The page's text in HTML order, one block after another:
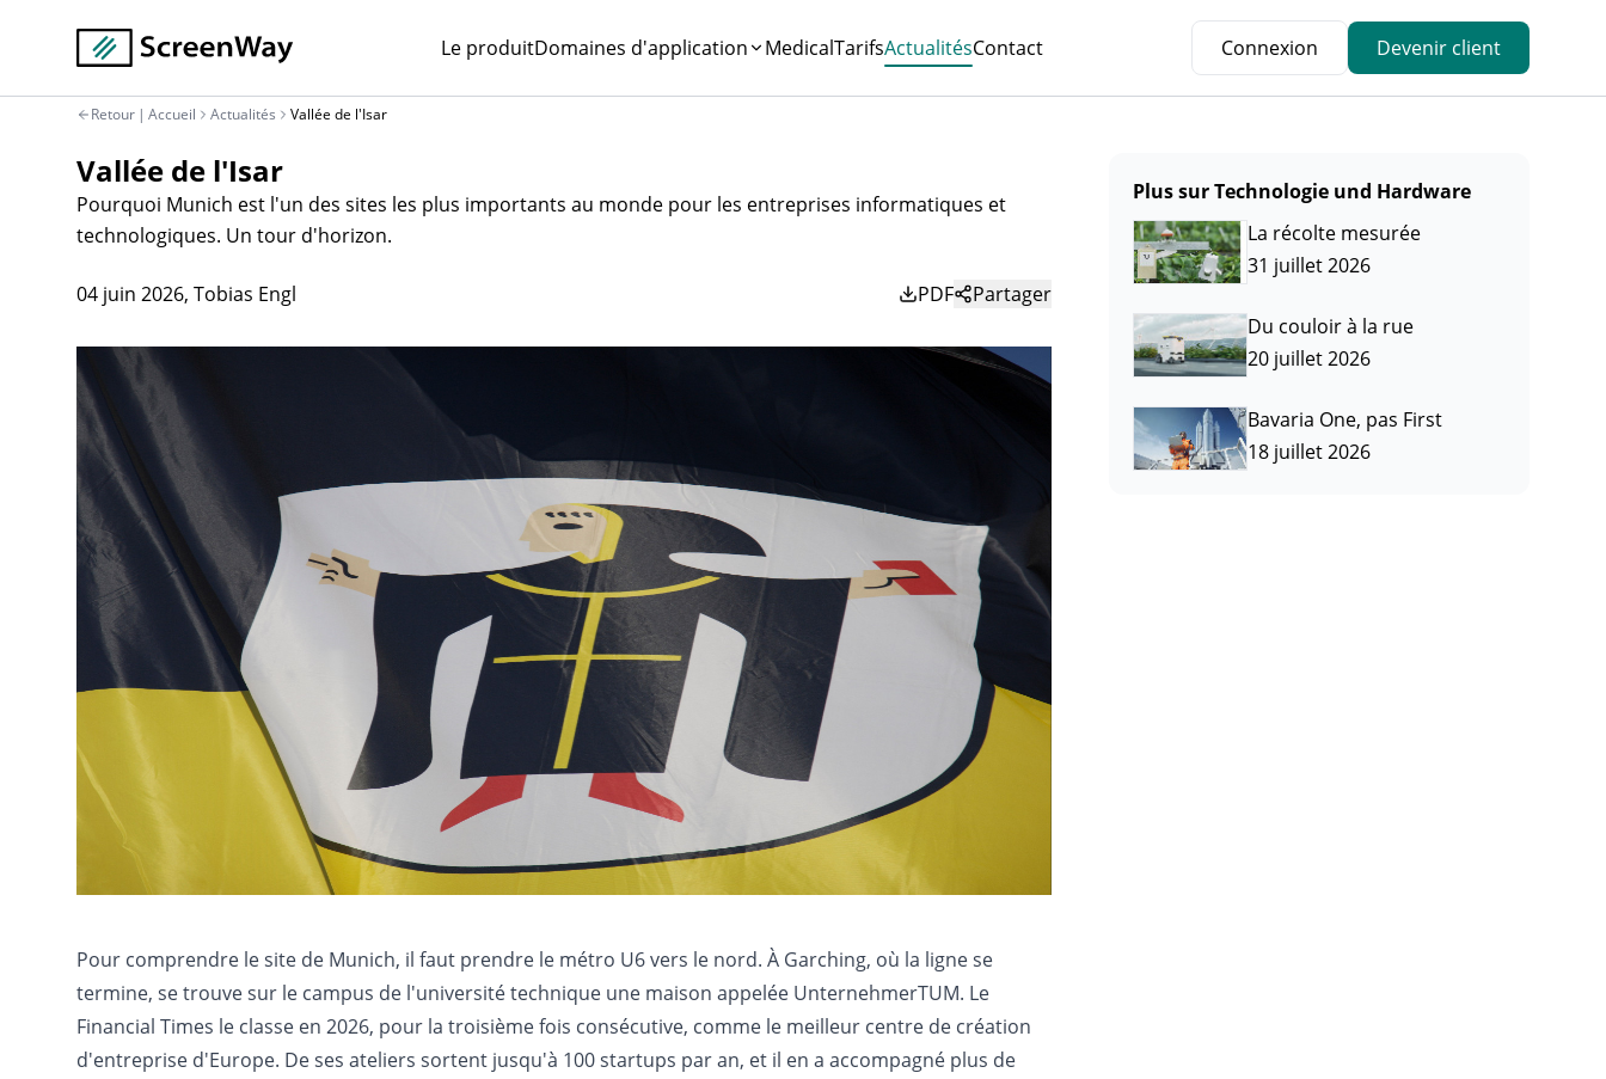
Le produitDomaines d'application MedicalTarifsActualitésContact Connexion Devenir client
Retour | Accueil Actualités Vallée de l'Isar
Vallée de l'Isar
Pourquoi Munich est l'un des sites les plus importants au monde pour les entreprises informatiques et
technologiques. Un tour d'horizon.
04 juin 2026, Tobias Engl PDF Partager
Pour comprendre le site de Munich, il faut prendre le métro U6 vers le nord. À Garching, où la ligne se
termine, se trouve sur le campus de l'université technique une maison appelée UnternehmerTUM. Le
Financial Times le classe en 2026, pour la troisième fois consécutive, comme le meilleur centre de création
d'entreprise d'Europe. De ses ateliers sortent jusqu'à 100 startups par an, et il en a accompagné plus de
Plus sur Technologie und Hardware
La récolte mesurée
31 juillet 2026
Du couloir à la rue
20 juillet 2026
Bavaria One, pas First
18 juillet 2026